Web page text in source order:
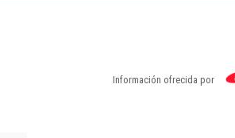
Información ofrecida por